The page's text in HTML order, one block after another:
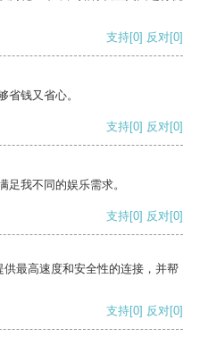
支持[0] 反对[0]
省钱又省心。
支持[0] 反对[0]
足我不同的娱乐需求。
支持[0] 反对[0]
最高速度和安全性的连接，并帮
支持[0] 反对[0]